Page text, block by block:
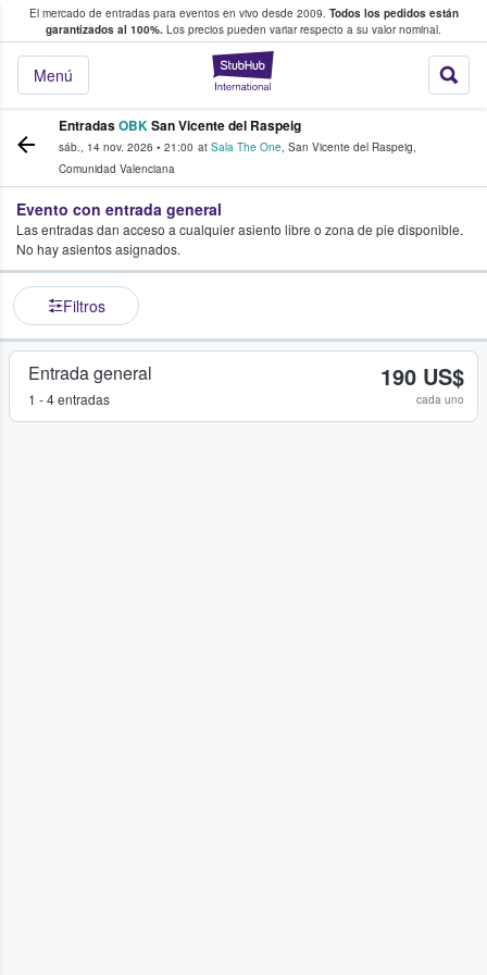
El mercado de entradas para eventos en vivo desde 2009. Todos los pedidos están
garantizados al 100%. Los precios pueden variar respecto a su valor nominal.
StubHub:
Menú
y venta de entradas entre fans
EntradasOBKSan Vicente del Raspeig
sáb., 14 nov. 2026 • 21:00 at Sala The One, San Vicente del Raspeig,
Comunidad Valenciana
Evento con entrada general
Las entradas dan acceso a cualquier asiento libre o zona de pie disponible.
No hay asientos asignados.
Filtros
Entrada general
1 - 4 entradas
190 US$
cada uno